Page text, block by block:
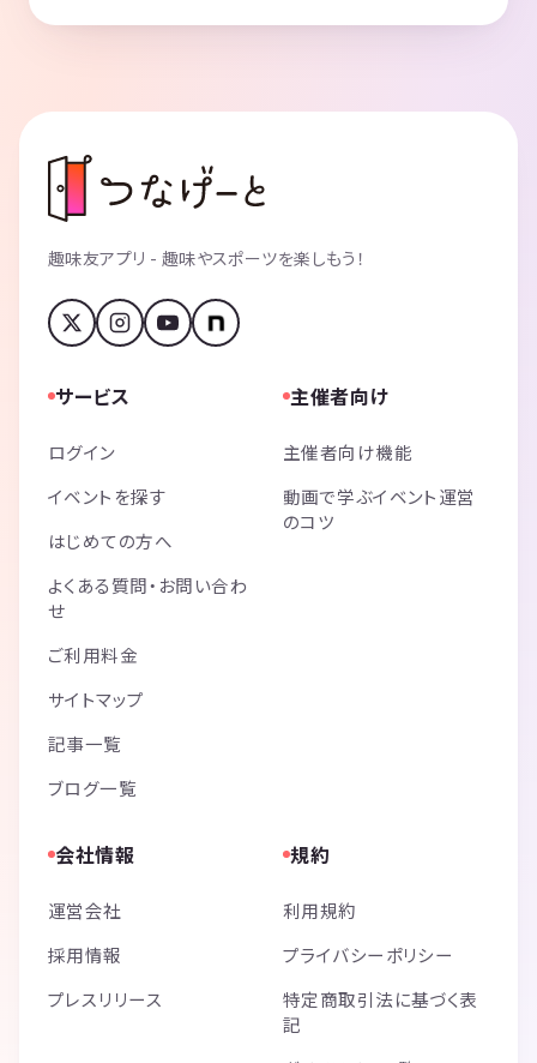
趣味友アプリ - 趣味やスポーツを楽しもう！
サービス
ログイン
イベントを探す
はじめての方へ
よくある質問・お問い合わ
せ
ご利用料金
サイトマップ
記事一覧
ブログ一覧
主催者向け
主催者向け機能
動画で学ぶイベント運営
のコツ
会社情報
運営会社
採用情報
プレスリリース
規約
利用規約
プライバシーポリシー
特定商取引法に基づく表
記